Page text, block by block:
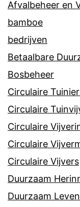
Afvalbeheer en
bamboe
bedrijven
Betaalbare
Bosbeheer
Circulaire
Circulaire
Circulaire
Circulaire
Circulaire Vijvers
Duurzaam
Duurzaam Leven